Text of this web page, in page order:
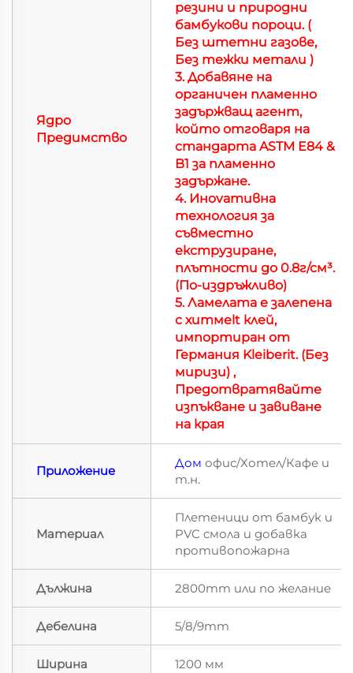
Ядро
Предимство
резини и природни
бамбукови пороци. (
Без штетни газове,
Без тежки метали )
3. Добавяне на
органичен пламенно
задържващ агент,
който отговаря на
стандарта ASTM E84 &
B1 за пламенно
задържане.
4. Инovативна
технология за
съвместно
екструзиране,
плътности до 0.8г/см³.
(По-издръжливо)
5.Ламелата е залепена
с хитмelt клей,
импортиран от
Германия Kleiberit. (Без
миризи) ,
Предотвратявайте
изпъкване и завиване
на края
Приложение
Дом офис/Хотел/Кафе и
т.н.
Материал
Плетеници от бамбук и
PVC смола и добавка
противопожарна
Дължина 2800mm или по желание
Дебелина 5/8/9mm
Ширина 1200 мм